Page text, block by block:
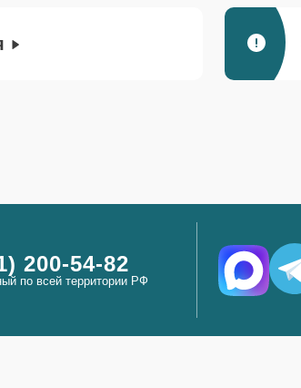
200-54-82
по всей территории РФ